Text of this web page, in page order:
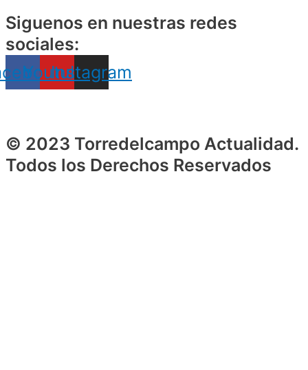
Siguenos en nuestras redes
sociales:
Youtube
Instagram
© 2023 Torredelcampo Actualidad.
Todos los Derechos Reservados